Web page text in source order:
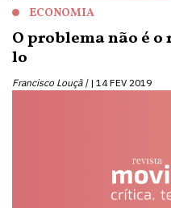
ECONOMIA
O problema não é
lo
Francisco Louçã | 14 FEV 2019